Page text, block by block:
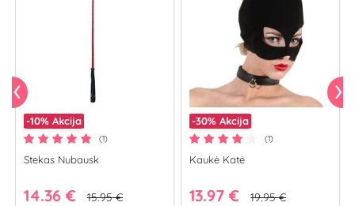
-10% Akcija
(1)
Stekas Nubausk
14.36 € 15.95 €
-30% Akcija
(1)
Kaukė Katė
13.97 € 19.95 €